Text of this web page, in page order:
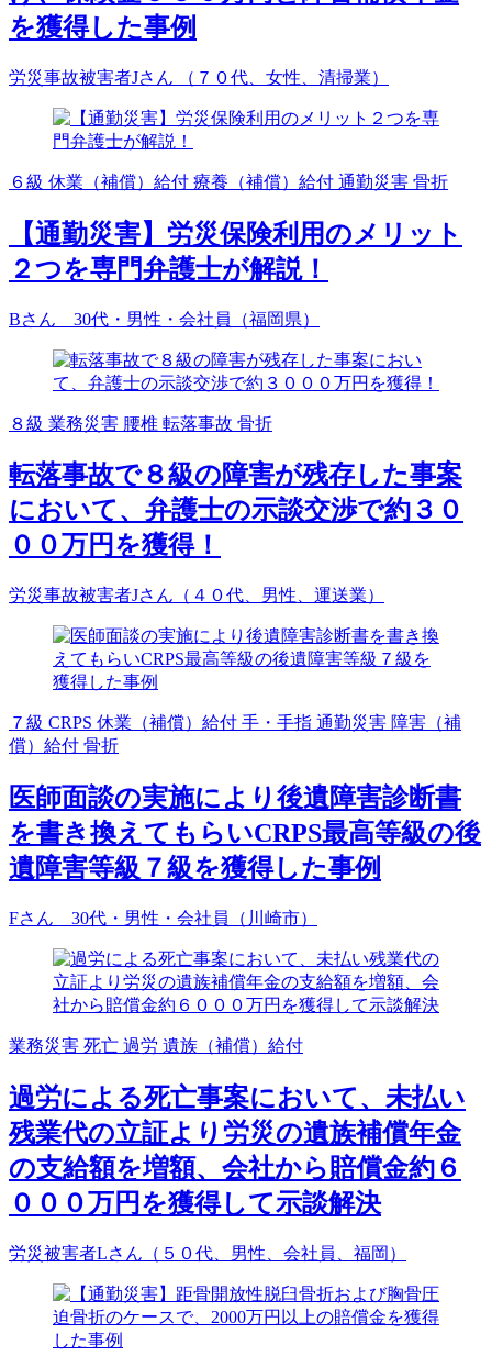
を獲得した事例
労災事故被害者Jさん （７０代、女性、清掃業）
６級 休業（補償）給付 療養（補償）給付 通勤災害 骨折
【通勤災害】労災保険利用のメリット
２つを専門弁護士が解説！
Bさん 30代・男性・会社員（福岡県）
８級 業務災害 腰椎 転落事故 骨折
転落事故で８級の障害が残存した事案
において、弁護士の示談交渉で約３０
００万円を獲得！
労災事故被害者Jさん（４０代、男性、運送業）
７級 CRPS 休業（補償）給付 手・手指 通勤災害 障害（補
償）給付 骨折
医師面談の実施により後遺障害診断書
を書き換えてもらいCRPS最高等級の後
遺障害等級７級を獲得した事例
Fさん 30代・男性・会社員（川崎市）
業務災害 死亡 過労 遺族（補償）給付
過労による死亡事案において、未払い
残業代の立証より労災の遺族補償年金
の支給額を増額、会社から賠償金約６
０００万円を獲得して示談解決
労災被害者Lさん（５０代、男性、会社員、福岡）